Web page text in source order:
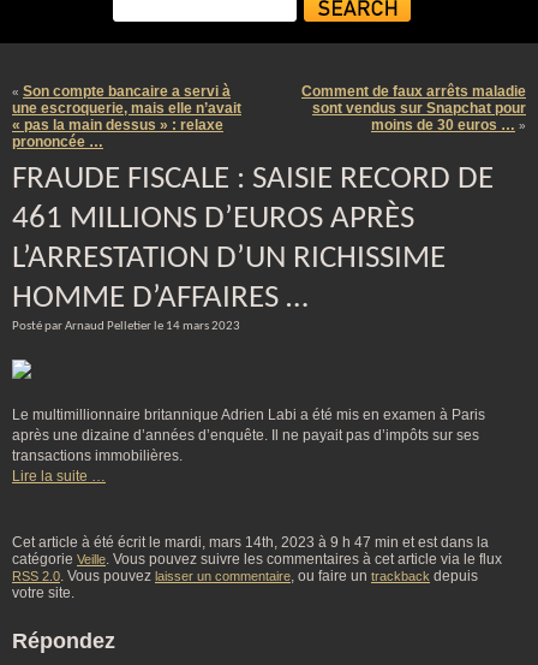
« Son compte bancaire a servi à
une escroquerie, mais elle n’avait
« pas la main dessus » : relaxe
prononcée …
Comment de faux arrêts maladie
sont vendus sur Snapchat pour
moins de 30 euros … »
FRAUDE FISCALE : SAISIE RECORD DE
461 MILLIONS D’EUROS APRÈS
L’ARRESTATION D’UN RICHISSIME
HOMME D’AFFAIRES …
Posté par Arnaud Pelletier le 14 mars 2023
Le multimillionnaire britannique Adrien Labi a été mis en examen à Paris
après une dizaine d’années d’enquête. Il ne payait pas d’impôts sur ses
transactions immobilières.
Lire la suite …
Cet article à été écrit le mardi, mars 14th, 2023 à 9 h 47 min et est dans la
catégorie Veille. Vous pouvez suivre les commentaires à cet article via le flux
RSS 2.0. Vous pouvez laisser un commentaire, ou faire un trackback depuis
votre site.
Répondez